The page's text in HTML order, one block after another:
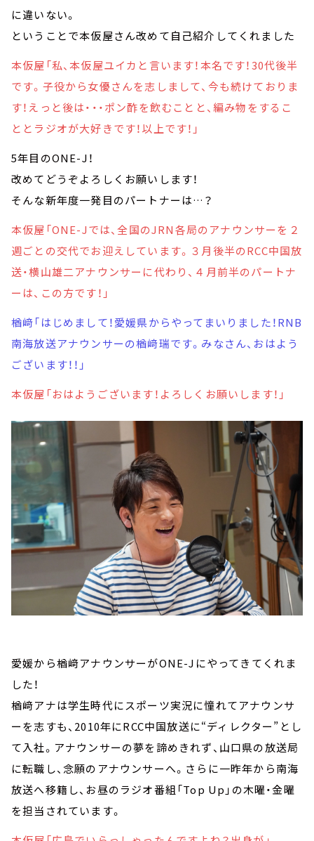
に違いない。
ということで本仮屋さん改めて自己紹介してくれました
本仮屋「私、本仮屋ユイカと言います！本名です！30代後半
です。子役から女優さんを志しまして、今も続けておりま
す！えっと後は・・・ポン酢を飲むことと、編み物をするこ
ととラジオが大好きです！以上です！」
5年目のONE-J！
改めてどうぞよろしくお願いします！
そんな新年度一発目のパートナーは…？
本仮屋「ONE-Jでは、全国のJRN各局のアナウンサーを２
週ごとの交代でお迎えしています。３月後半のRCC中国放
送・横山雄二アナウンサーに代わり、４月前半のパートナ
ーは、この方です！」
楢﨑「はじめまして！愛媛県からやってまいりました！RNB
南海放送アナウンサーの楢﨑瑞です。みなさん、おはよう
ございます！！」
本仮屋「おはようございます！よろしくお願いします！」
愛媛から楢﨑アナウンサーがONE-Jにやってきてくれま
した！
楢﨑アナは学生時代にスポーツ実況に憧れてアナウンサ
ーを志すも、2010年にRCC中国放送に“ディレクター”とし
て入社。アナウンサーの夢を諦めきれず、山口県の放送局
に転職し、念願のアナウンサーへ。さらに一昨年から南海
放送へ移籍し、お昼のラジオ番組「Top Up」の木曜・金曜
を担当されています。